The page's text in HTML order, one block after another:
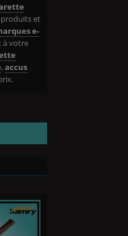
produits et
e-
à votre
,accus